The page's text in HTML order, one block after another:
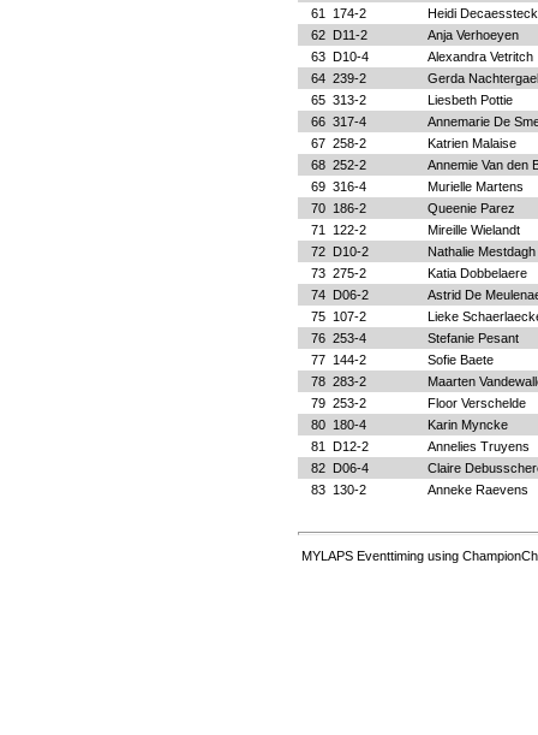
61
174-2
Heidi
62 D11-2
Anja Verhoeyen
63 D10-4
Alexandra Vetritch
64 239-2
Gerda
65 313-2
Liesbeth Pottie
66 317-4
Annemarie De
67 258-2
Katrien Malaise
68 252-2
Annemie Van den
69 316-4
Murielle Martens
70 186-2
Queenie Parez
71
122-2
Mireille Wielandt
72 D10-2
Nathalie Mestdagh
73 275-2
Katia Dobbelaere
74 D06-2
Astrid De
75 107-2
Lieke
76 253-4
Stefanie Pesant
77 144-2
Sofie Baete
78 283-2
Maarten
79 253-2
Floor Verschelde
80 180-4
Karin Myncke
81
D12-2
Annelies Truyens
82 D06-4
Claire
83 130-2 Anneke Raevens
MYLAPS Eventtiming using